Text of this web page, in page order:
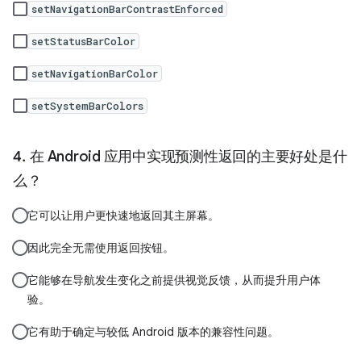
setNavigationBarContrastEnforced
setStatusBarColor
setNavigationBarColor
setSystemBarColors
在 Android 应用中实现预测性返回的主要好处是什
么？
它可以让用户更快速地返回其主屏幕。
因此完全无需使用返回按钮。
它能够在导航发生变化之前提供视觉反馈，从而提升用户体
验。
它有助于确定与较低 Android 版本的兼容性问题。